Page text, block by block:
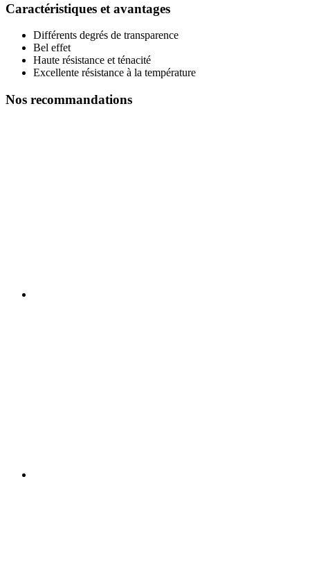
Caractéristiques et avantages
Différents degrés de transparence
Bel effet
Haute résistance et ténacité
Excellente résistance à la température
Nos recommandations